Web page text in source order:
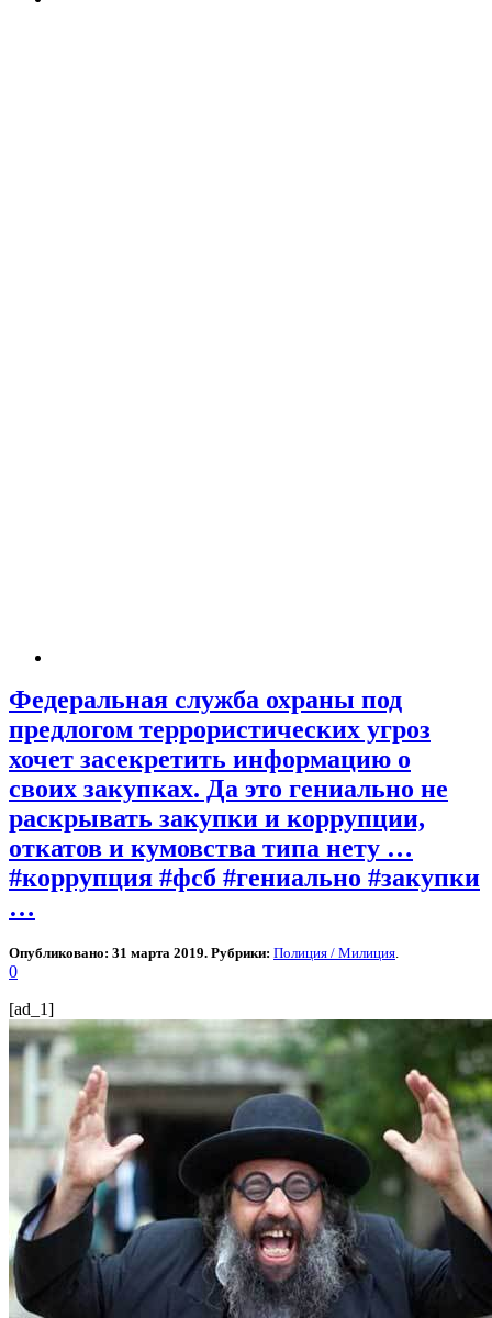
Федеральная служба охраны под
предлогом террористических угроз
хочет засекретить информацию о
своих закупках. Да это гениально не
раскрывать закупки и коррупции,
откатов и кумовства типа нету …
#коррупция #фсб #гениально #закупки
…
Опубликовано: 31 марта 2019. Рубрики: Полиция / Милиция
0
[ad_1]